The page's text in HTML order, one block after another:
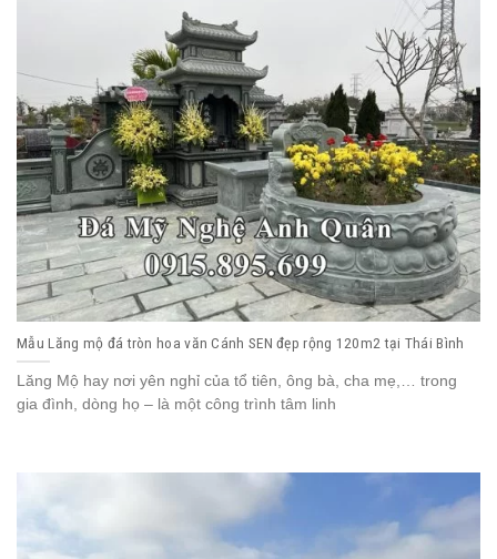
Mẫu Lăng mộ đá tròn hoa văn Cánh SEN đẹp rộng 120m2 tại Thái Bình
Lăng Mộ hay nơi yên nghỉ của tổ tiên, ông bà, cha mẹ,… trong
gia đình, dòng họ – là một công trình tâm linh